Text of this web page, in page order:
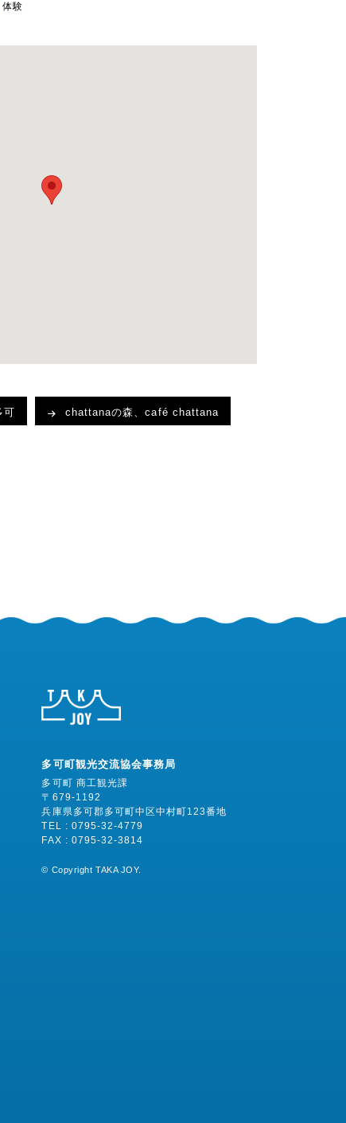
体験
可 chattanaの森、café chattana
多可町観光交流協会事務局
多可町 商工観光課
〒679-1192
兵庫県多可郡多可町中区中村町123番地
TEL : 0795-32-4779
FAX : 0795-32-3814
©︎ Copyright TAKA JOY.